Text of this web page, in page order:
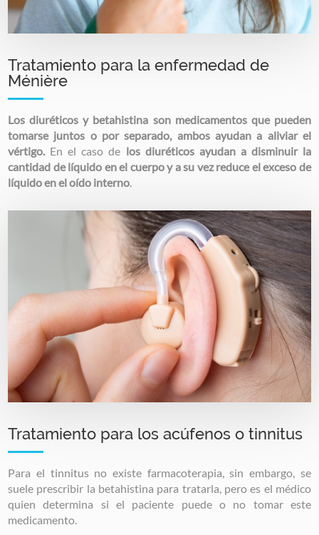
Tratamiento para la enfermedad de
Ménière
Los diuréticos y betahistina son medicamentos que pueden
tomarse juntos o por separado, ambos ayudan a aliviar el
vértigo. En el caso de los diuréticos ayudan a disminuir la
cantidad de líquido en el cuerpo y a su vez reduce el exceso de
líquido en el oído interno.
Tratamiento para los acúfenos o tinnitus
Para el tinnitus no existe farmacoterapia, sin embargo, se
suele prescribir la betahistina para tratarla, pero es el médico
quien determina si el paciente puede o no tomar este
medicamento.